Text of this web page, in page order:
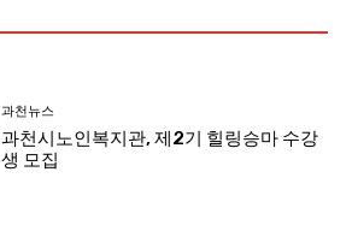
과천뉴스
과천시노인복지관, 제2기 힐링승마 수강
생 모집